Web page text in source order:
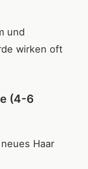
und
wirken oft
(4-6
Haar